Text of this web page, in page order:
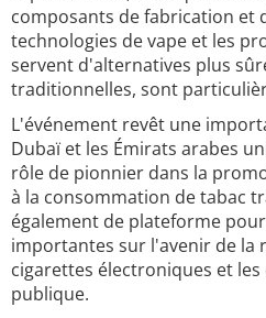
composants de fabrication et
technologies de vape et les
servent d'alternatives plus
traditionnelles, sont
L'événement revêt une
Dubaï et les Émirats arabes
rôle de pionnier dans la
à la consommation de tabac
également de plateforme
importantes sur l'avenir de la
cigarettes électroniques et
publique.